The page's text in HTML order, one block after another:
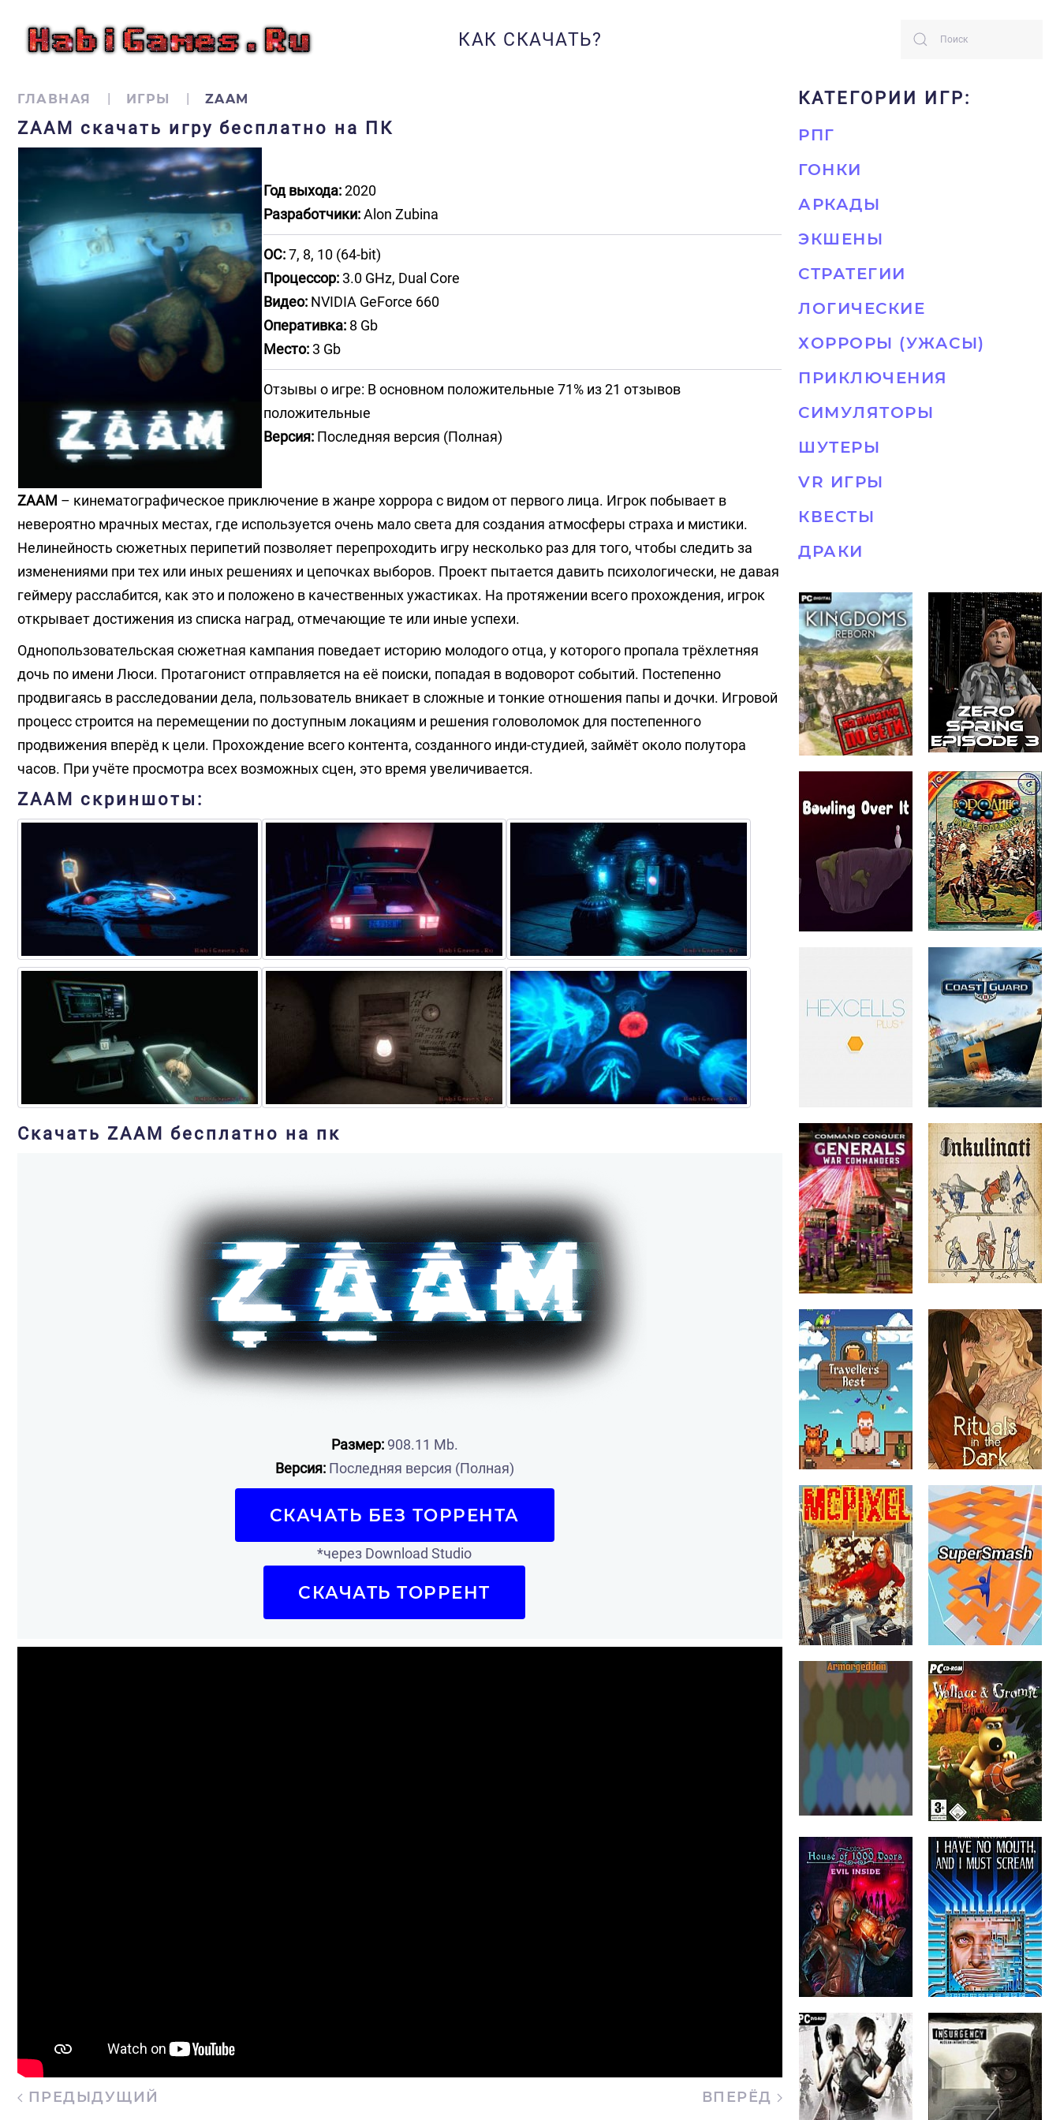
КАК СКАЧАТЬ?
ГЛАВНАЯ ИГРЫ ZAAM
ZAAM скачать игру бесплатно на ПК
Год выхода:2020
Разработчики:Alon Zubina
ОС:7, 8, 10 (64-bit)
Процессор: 3.0 GHz, Dual Core
Видео: NVIDIA GeForce 660
Оперативка: 8 Gb
Место: 3 Gb
Отзывы о игре: В основном положительные 71% из 21 отзывов
положительные
Версия: Последняя версия (Полная)
ZAAM – кинематографическое приключение в жанре хоррора с видом от первого лица. Игрок побывает в
невероятно мрачных местах, где используется очень мало света для создания атмосферы страха и мистики.
Нелинейность сюжетных перипетий позволяет перепроходить игру несколько раз для того, чтобы следить за
изменениями при тех или иных решениях и цепочках выборов. Проект пытается давить психологически, не давая
геймеру расслабится, как это и положено в качественных ужастиках. На протяжении всего прохождения, игрок
открывает достижения из списка наград, отмечающие те или иные успехи.
Однопользовательская сюжетная кампания поведает историю молодого отца, у которого пропала трёхлетняя
дочь по имени Люси. Протагонист отправляется на её поиски, попадая в водоворот событий. Постепенно
продвигаясь в расследовании дела, пользователь вникает в сложные и тонкие отношения папы и дочки. Игровой
процесс строится на перемещении по доступным локациям и решения головоломок для постепенного
продвижения вперёд к цели. Прохождение всего контента, созданного инди-студией, займёт около полутора
часов. При учёте просмотра всех возможных сцен, это время увеличивается.
ZAAM скриншоты:
Скачать ZAAM бесплатно на пк
Размер:908.11 Mb.
Версия:Последняя версия (Полная)
СКАЧАТЬ БЕЗ ТОРРЕНТА
*через Download Studio
СКАЧАТЬ ТОРРЕНТ
ПРЕДЫДУЩИЙ ВПЕРЁД
КАТЕГОРИИ ИГР:
РПГ
ГОНКИ
АРКАДЫ
ЭКШЕНЫ
СТРАТЕГИИ
ЛОГИЧЕСКИЕ
ХОРРОРЫ (УЖАСЫ)
ПРИКЛЮЧЕНИЯ
СИМУЛЯТОРЫ
ШУТЕРЫ
VR ИГРЫ
КВЕСТЫ
ДРАКИ